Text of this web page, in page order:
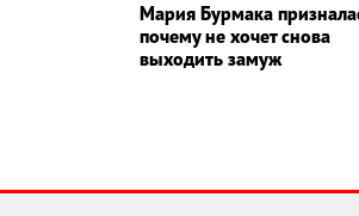
Мария Бурмака
почему не хочет снова
выходить замуж